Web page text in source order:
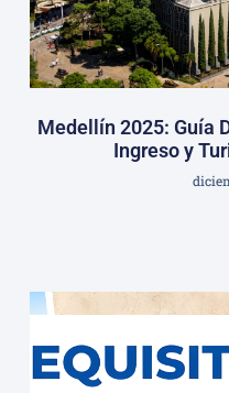
Medellín 2025: Guía
Ingreso y